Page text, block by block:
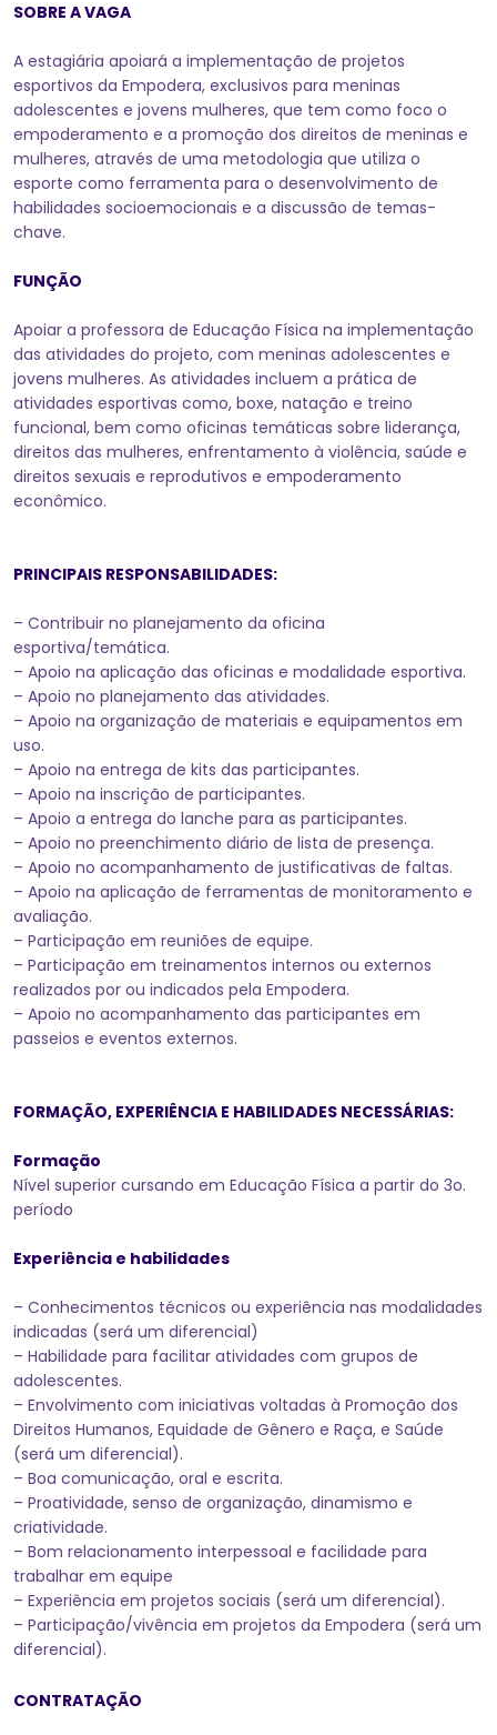
SOBRE A VAGA
A estagiária apoiará a implementação de projetos
esportivos da Empodera, exclusivos para meninas
adolescentes e jovens mulheres, que tem como foco o
empoderamento e a promoção dos direitos de meninas e
mulheres, através de uma metodologia que utiliza o
esporte como ferramenta para o desenvolvimento de
habilidades socioemocionais e a discussão de temas-
chave.
FUNÇÃO
Apoiar a professora de Educação Física na implementação
das atividades do projeto, com meninas adolescentes e
jovens mulheres. As atividades incluem a prática de
atividades esportivas como, boxe, natação e treino
funcional, bem como oficinas temáticas sobre liderança,
direitos das mulheres, enfrentamento à violência, saúde e
direitos sexuais e reprodutivos e empoderamento
econômico.
PRINCIPAIS RESPONSABILIDADES:
– Contribuir no planejamento da oficina
esportiva/temática.
– Apoio na aplicação das oficinas e modalidade esportiva.
– Apoio no planejamento das atividades.
– Apoio na organização de materiais e equipamentos em
uso.
– Apoio na entrega de kits das participantes.
– Apoio na inscrição de participantes.
– Apoio a entrega do lanche para as participantes.
– Apoio no preenchimento diário de lista de presença.
– Apoio no acompanhamento de justificativas de faltas.
– Apoio na aplicação de ferramentas de monitoramento e
avaliação.
– Participação em reuniões de equipe.
– Participação em treinamentos internos ou externos
realizados por ou indicados pela Empodera.
– Apoio no acompanhamento das participantes em
passeios e eventos externos.
FORMAÇÃO, EXPERIÊNCIA E HABILIDADES NECESSÁRIAS:
Formação
Nível superior cursando em Educação Física a partir do 3o.
período
Experiência e habilidades
– Conhecimentos técnicos ou experiência nas modalidades
indicadas (será um diferencial)
– Habilidade para facilitar atividades com grupos de
adolescentes.
– Envolvimento com iniciativas voltadas à Promoção dos
Direitos Humanos, Equidade de Gênero e Raça, e Saúde
(será um diferencial).
– Boa comunicação, oral e escrita.
– Proatividade, senso de organização, dinamismo e
criatividade.
– Bom relacionamento interpessoal e facilidade para
trabalhar em equipe
– Experiência em projetos sociais (será um diferencial).
– Participação/vivência em projetos da Empodera (será um
diferencial).
CONTRATAÇÃO